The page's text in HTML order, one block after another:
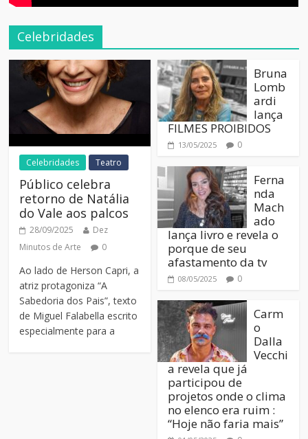
Celebridades
Celebridades Teatro
Público celebra
retorno de Natália
do Vale aos palcos
28/09/2025
Dez
Minutos de Arte
0
Ao lado de Herson Capri, a
atriz protagoniza “A
Sabedoria dos Pais”, texto
de Miguel Falabella escrito
especialmente para a
Bruna
Lomb
ardi
lança
FILMES PROIBIDOS
13/05/2025 0
Ferna
nda
Mach
ado
lança livro e revela o
porque de seu
afastamento da tv
08/05/2025 0
Carm
o
Dalla
Vecchi
a revela que já
participou de
projetos onde o clima
no elenco era ruim :
“Hoje não faria mais”